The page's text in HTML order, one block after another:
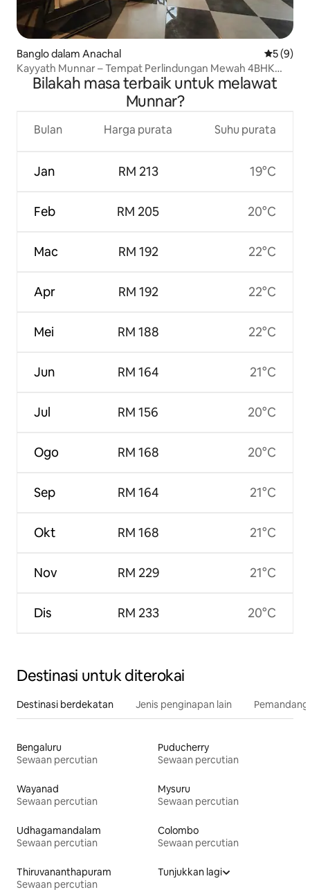
Banglo dalam Anachal
5 (9)
Kayyath Munnar – Tempat Perlindungan Mewah 4BHK
Hillside
Bilakah masa terbaik untuk melawat
Munnar?
Bulan
Jan
Feb
Mac
Apr
Mei
Jun
Jul
Ogo
Sep
Okt
Nov
Dis
Harga purata
RM 213
RM 205
RM 192
RM 192
RM 188
RM 164
RM 156
RM 168
RM 164
RM 168
RM 229
RM 233
Suhu purata
19°C
20°C
22°C
22°C
22°C
21°C
20°C
20°C
21°C
21°C
21°C
20°C
Destinasi untuk diterokai
Destinasi berdekatan Jenis penginapan lain
Bengaluru
Sewaan percutian
Puducherry
Sewaan percutian
Wayanad
Sewaan percutian
Mysuru
Sewaan percutian
Udhagamandalam
Sewaan percutian
Colombo
Sewaan percutian
Thiruvananthapuram
Sewaan percutian
Tunjukkan lagi